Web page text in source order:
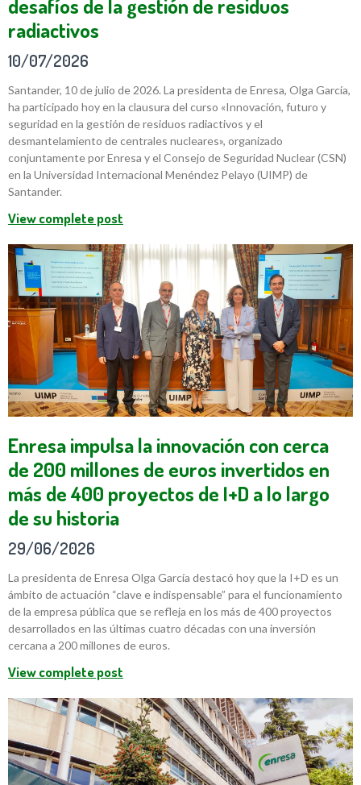
desafíos de la gestión de residuos
radiactivos
10/07/2026
Santander, 10 de julio de 2026. La presidenta de Enresa, Olga García,
ha participado hoy en la clausura del curso «Innovación, futuro y
seguridad en la gestión de residuos radiactivos y el
desmantelamiento de centrales nucleares», organizado
conjuntamente por Enresa y el Consejo de Seguridad Nuclear (CSN)
en la Universidad Internacional Menéndez Pelayo (UIMP) de
Santander.
View complete post
Enresa impulsa la innovación con cerca
de 200 millones de euros invertidos en
más de 400 proyectos de I+D a lo largo
de su historia
29/06/2026
La presidenta de Enresa Olga García destacó hoy que la I+D es un
ámbito de actuación “clave e indispensable” para el funcionamiento
de la empresa pública que se refleja en los más de 400 proyectos
desarrollados en las últimas cuatro décadas con una inversión
cercana a 200 millones de euros.
View complete post